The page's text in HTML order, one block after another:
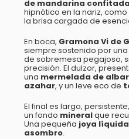
de mandarina confitada
hipnótico en la nariz,
la brisa cargada de
En boca, Gramona Vi de
siempre sostenido por una
de sobremesa pegajoso,
precisión. El dulzor,
una mermelada de
azahar, y un leve eco de
El final es largo,
un fondo mineralque
Una pequeña joya líquida
asombro.